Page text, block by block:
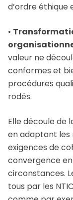
d’ordre éthique
•
valeur ne
conformes et
procédures
rodés.
Elle découle de
en adaptant les
exigences de
convergence
circonstances.
tous par les